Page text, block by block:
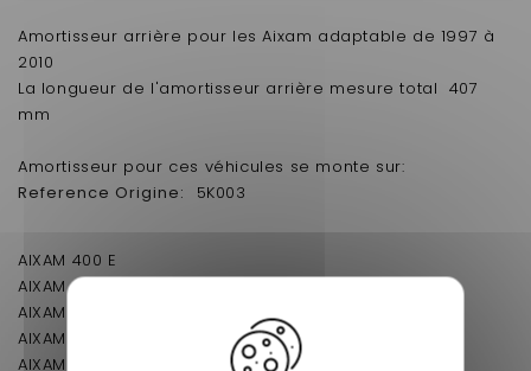
Amortisseur arrière pour les Aixam adaptable de 1997 à
2010
La longueur de l'amortisseur arrière mesure total 407
mm
Amortisseur pour ces véhicules se monte sur:
Reference Origine:
5K003
AIXAM 400 E
AIXAM 400 S
AIXAM 400 L
AIXAM 400 SL
AIXAM 400 EVOLUTION